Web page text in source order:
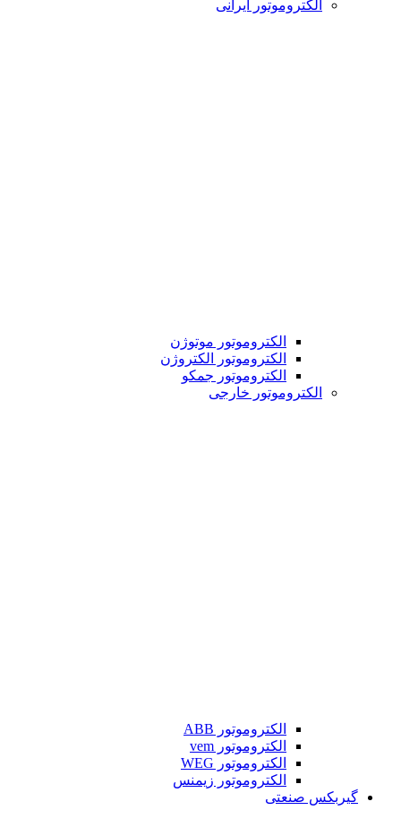
الکتروموتور ایرانی
الکتروموتور موتوژن
الکتروموتور الکتروژن
الکتروموتور جمکو
الکتروموتور خارجی
الکتروموتور ABB
الکتروموتور vem
الکتروموتور WEG
الکتروموتور زیمنس
گیربکس صنعتی